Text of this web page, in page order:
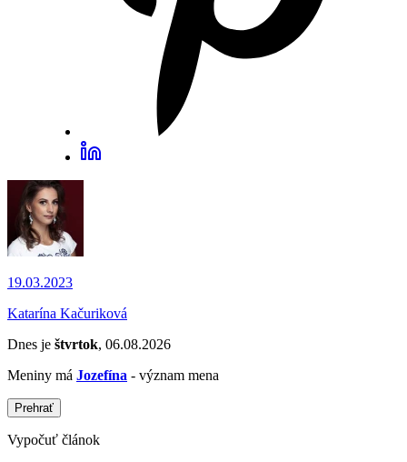
19.03.2023
Katarína Kačuriková
Dnes je štvrtok, 06.08.2026
Meniny má Jozefína - význam mena
Prehrať
Vypočuť článok